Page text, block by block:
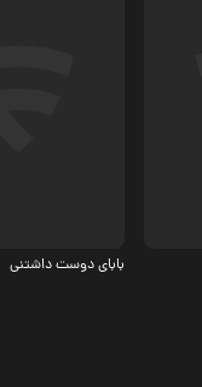
بابای دوست داشتنی